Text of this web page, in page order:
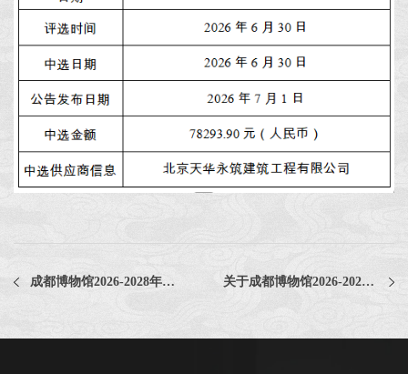
成都博物馆2026-2028年度常年法律顾问服务采购项目（二次）废选公告 关于成都博物馆2026-2028年度变配电系统维护保养服务采购项目价格调查的公告